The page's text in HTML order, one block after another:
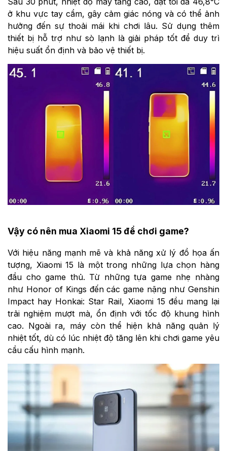
ở khu vực tay cầm, gây cảm giác nóng và có thể ảnh
hưởng đến sự thoải mái khi chơi lâu. Sử dụng thêm
thiết bị hỗ trợ như sò lạnh là giải pháp tốt để duy trì
hiệu suất ổn định và bảo vệ thiết bị.
Vậy có nên mua Xiaomi 15 để chơi game?
Với hiệu năng mạnh mẽ và khả năng xử lý đồ họa ấn
tượng, Xiaomi 15 là một trong những lựa chọn hàng
đầu cho game thủ. Từ những tựa game nhẹ nhàng
như Honor of Kings đến các game nặng như Genshin
Impact hay Honkai: Star Rail, Xiaomi 15 đều mang lại
trải nghiệm mượt mà, ổn định với tốc độ khung hình
cao. Ngoài ra, máy còn thể hiện khả năng quản lý
nhiệt tốt, dù có lúc nhiệt độ tăng lên khi chơi game yêu
cầu cấu hình mạnh.